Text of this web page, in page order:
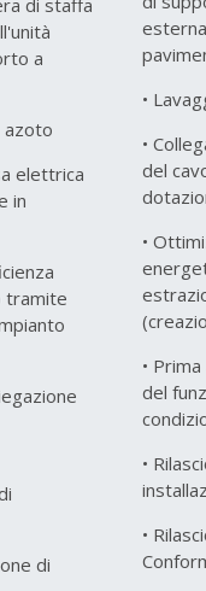
a
azoto
elettrica
in
tramite
di
•
•
del
•
•
del
•
•